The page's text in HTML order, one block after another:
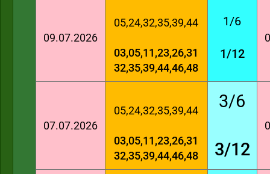
09.07.2026
05,24,32,35,39,44
03,05,11,23,26,31
32,35,39,44,46,48
1/6
1/12
07.07.2026
05,24,32,35,39,44
03,05,11,23,26,31
32,35,39,44,46,48
3/6
3/12